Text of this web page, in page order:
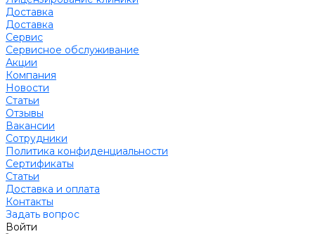
Доставка
Доставка
Сервис
Сервисное обслуживание
Акции
Компания
Новости
Статьи
Отзывы
Вакансии
Сотрудники
Политика конфиденциальности
Сертификаты
Статьи
Доставка и оплата
Контакты
Задать вопрос
Войти